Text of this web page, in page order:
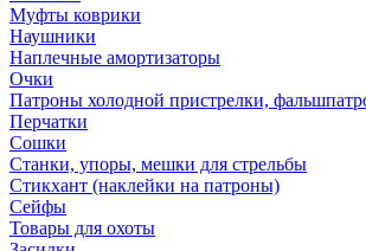
Муфты коврики
Наушники
Наплечные амортизаторы
Очки
Патроны холодной пристрелки,
Перчатки
Сошки
Станки, упоры, мешки для стрельбы
Стикхант (наклейки на патроны)
Сейфы
Товары для охоты